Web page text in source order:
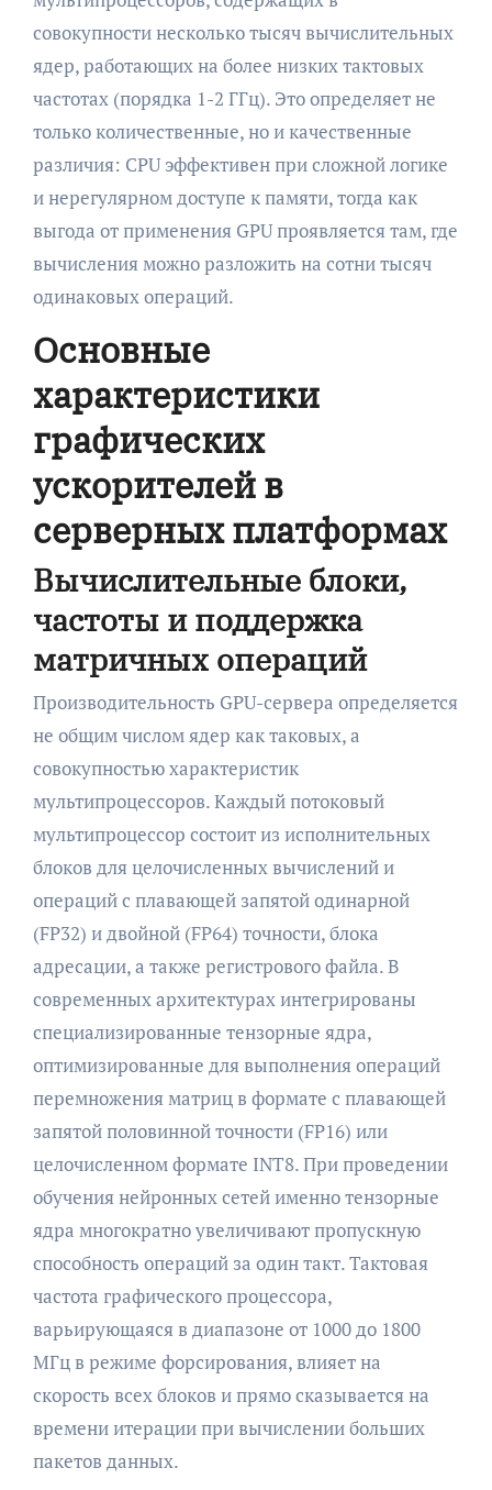
совокупности несколько тысяч вычислительных
ядер, работающих на более низких тактовых
частотах (порядка 1-2 ГГц). Это определяет не
только количественные, но и качественные
различия: CPU эффективен при сложной логике
и нерегулярном доступе к памяти, тогда как
выгода от применения GPU проявляется там, где
вычисления можно разложить на сотни тысяч
одинаковых операций.
Основные
характеристики
графических
ускорителей в
серверных платформах
Вычислительные блоки,
частоты и поддержка
матричных операций
Производительность GPU-сервера определяется
не общим числом ядер как таковых, а
совокупностью характеристик
мультипроцессоров. Каждый потоковый
мультипроцессор состоит из исполнительных
блоков для целочисленных вычислений и
операций с плавающей запятой одинарной
(FP32) и двойной (FP64) точности, блока
адресации, а также регистрового файла. В
современных архитектурах интегрированы
специализированные тензорные ядра,
оптимизированные для выполнения операций
перемножения матриц в формате с плавающей
запятой половинной точности (FP16) или
целочисленном формате INT8. При проведении
обучения нейронных сетей именно тензорные
ядра многократно увеличивают пропускную
способность операций за один такт. Тактовая
частота графического процессора,
варьирующаяся в диапазоне от 1000 до 1800
МГц в режиме форсирования, влияет на
скорость всех блоков и прямо сказывается на
времени итерации при вычислении больших
пакетов данных.